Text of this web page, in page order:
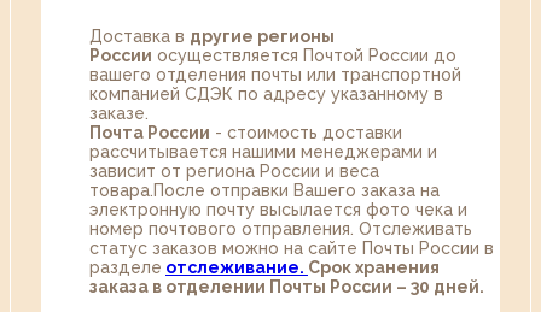
Доставка в другие регионы
России осуществляется Почтой России до
вашего отделения почты или транспортной
компанией СДЭК по адресу указанному в
заказе.
Почта России - стоимость доставки
рассчитывается нашими менеджерами и
зависит от региона России и веса
товара.После отправки Вашего заказа на
электронную почту высылается фото чека и
номер почтового отправления. Отслеживать
статус заказов можно на сайте Почты России в
разделе oтслеживание. Срок хранения
заказа в отделении Почты России – 30 дней.